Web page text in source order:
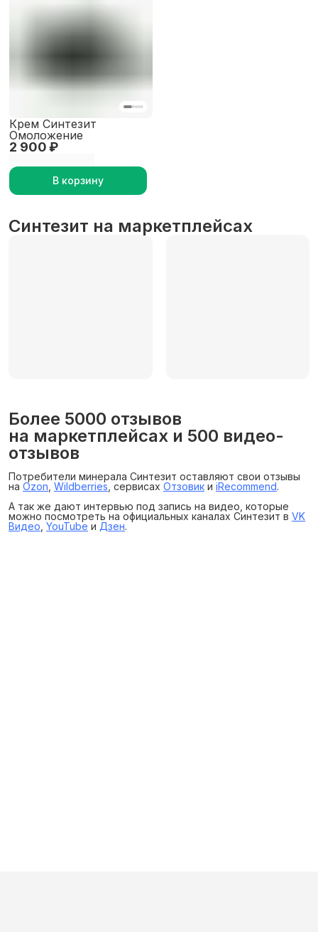
2 900 ₽
Крем Синтезит
Омоложение
В корзину
Синтезит на маркетплейсах
Более 5000 отзывов
на маркетплейсах и 500 видео-
отзывов
Потребители минерала Синтезит оставляют свои отзывы
на Ozon Wildberries , сервисах Отзовик и iRecommend.
А так же дают интервью под запись на видео, которые
можно посмотреть на официальных каналах Синтезит в VK
Видео YouTube и Дзен.